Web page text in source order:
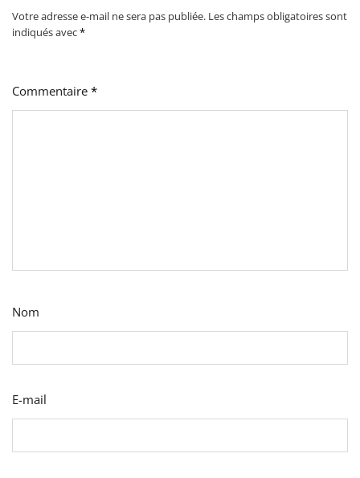
Votre adresse e-mail ne sera pas publiée. Les champs obligatoires sont
indiqués avec*
Commentaire *
Nom
E-mail